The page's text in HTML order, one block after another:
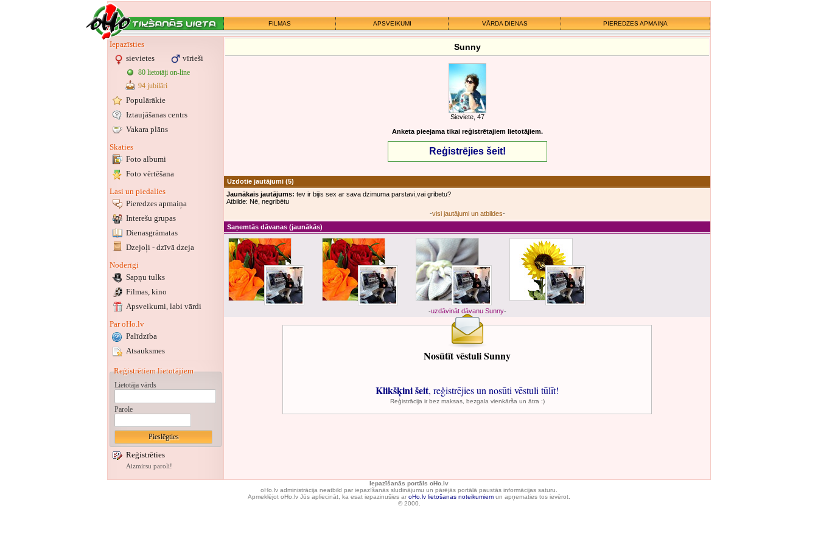
FILMAS APSVEIKUMI VĀRDA DIENAS PIEREDZES APMAIŅA
Iepazīsties
sievietes
vīrieši
80 lietotāji on-line
94 jubilāri
Populārākie
Iztaujāšanas centrs
Vakara plāns
Skaties
Foto albumi
Foto vērtēšana
Lasi un piedalies
Pieredzes apmaiņa
Interešu grupas
Dienasgrāmatas
Dzejoļi - dzīvā dzeja
Noderīgi
Sapņu tulks
Filmas, kino
Apsveikumi, labi vārdi
Par oHo.lv
Palīdzība
Atsauksmes
Reģistrētiem lietotājiem
Lietotāja vārds
Parole
Reģistrēties
Aizmirsu paroli!
Sunny
Sieviete, 47
Anketa pieejama tikai reģistrētajiem lietotājiem.
Reģistrējies šeit!
Uzdotie jautājumi (5)
Jaunākais jautājums: tev ir bijis sex ar sava dzimuma parstavi,vai gribetu?
Atbilde: Nē, negribētu
-visi jautājumi un atbildes-
Saņemtās dāvanas (jaunākās)
-uzdāvināt dāvanu Sunny-
Nosūtīt vēstuli Sunny
Klikšķini šeit, reģistrējies un nosūti vēstuli tūlīt!
Reģistrācija ir bez maksas, bezgala vienkārša un ātra :)
Iepazīšanās portāls oHo.lv
oHo.lv administrācija neatbild par iepazīšanās sludinājumu un pārējās portālā paustās informācijas saturu.
Apmeklējot oHo.lv Jūs apliecināt, ka esat iepazinušies ar oHo.lv lietošanas noteikumiem un apņematies tos ievērot.
© 2000.